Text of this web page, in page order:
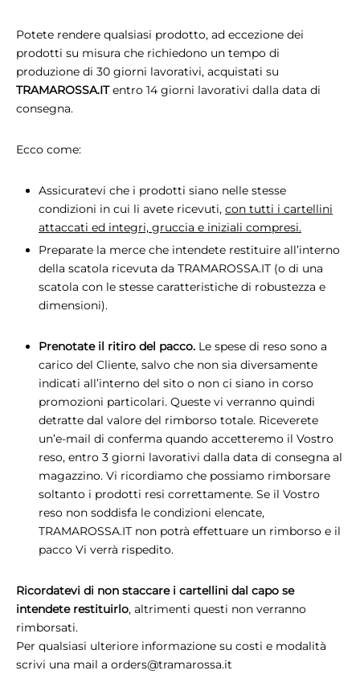
Potete rendere qualsiasi prodotto, ad eccezione dei
prodotti su misura che richiedono un tempo di
produzione di 30 giorni lavorativi, acquistati su
TRAMAROSSA.ITentro 14 giorni lavorativi dalla data di
consegna.
Ecco come:
Assicuratevi che i prodotti siano nelle stesse
condizioni in cui li avete ricevuti, con tutti i cartellini
attaccati ed integri, gruccia e iniziali compresi.
Preparate la merce che intendete restituire all’interno
della scatola ricevuta da TRAMAROSSA.IT (o di una
scatola con le stesse caratteristiche di robustezza e
dimensioni).
Prenotate il ritiro del pacco.Le spese di reso sono a
carico del Cliente, salvo che non sia diversamente
indicati all’interno del sito o non ci siano in corso
promozioni particolari. Queste vi verranno quindi
detratte dal valore del rimborso totale. Riceverete
un’e-mail di conferma quando accetteremo il Vostro
reso, entro 3 giorni lavorativi dalla data di consegna al
magazzino. Vi ricordiamo che possiamo rimborsare
soltanto i prodotti resi correttamente. Se il Vostro
reso non soddisfa le condizioni elencate,
TRAMAROSSA.IT non potrà effettuare un rimborso e il
pacco Vi verrà rispedito.
Ricordatevi di non staccare i cartellini dal capo se
intendete restituirlo, altrimenti questi non verranno
rimborsati.
Per qualsiasi ulteriore informazione su costi e modalità
scrivi una mail a orders@tramarossa.it